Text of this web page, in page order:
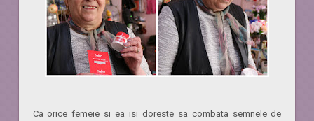
Ca orice femeie si ea isi doreste sa combata semnele de